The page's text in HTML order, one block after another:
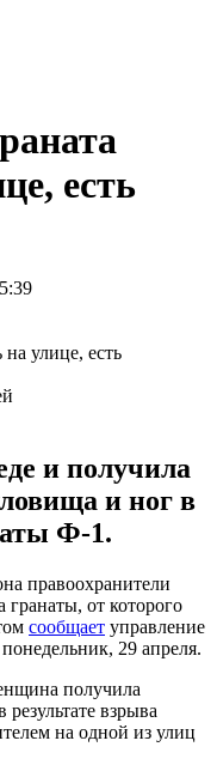
есть
и получила
и ног в
Ф-1.
правоохранители
гранаты, от которого
сообщает управление
29 апреля.
получила
взрыва
на одной из улиц